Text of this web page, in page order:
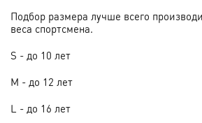
Подбор размера лучше всего
веса спортсмена.
S - до 10 лет
M - до 12 лет
L - до 16 лет